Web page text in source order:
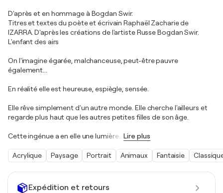
Expédition et retours
D'après et en hommage à Bogdan Swir.
Titres et textes du poète et écrivain Raphaël Zacharie de
IZARRA. D'après les créations de l'artiste Russe Bogdan Swir.
L'enfant des airs
On l'imagine égarée, malchanceuse, peut-être pauvre
également...
En réalité elle est heureuse, espiègle, sensée.
Elle rêve simplement d'un autre monde. Elle cherche l'ailleurs et
regarde plus haut que les autres petites filles de son âge.
Cette ingénue a en elle une lumière Lire plus
Acrylique Paysage Portrait Animaux Fantaisie